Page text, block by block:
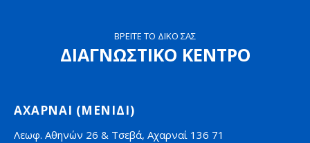
ΒΡΕΙΤΕ ΤΟ ΔΙΚΟ ΣΑΣ
ΔΙΑΓΝΩΣΤΙΚΟ ΚΕΝΤΡΟ
ΑΧΑΡΝΑΙ (ΜΕΝΙΔΙ)
Λεωφ. Αθηνών 26 & Τσεβά, Αχαρναί 136 71